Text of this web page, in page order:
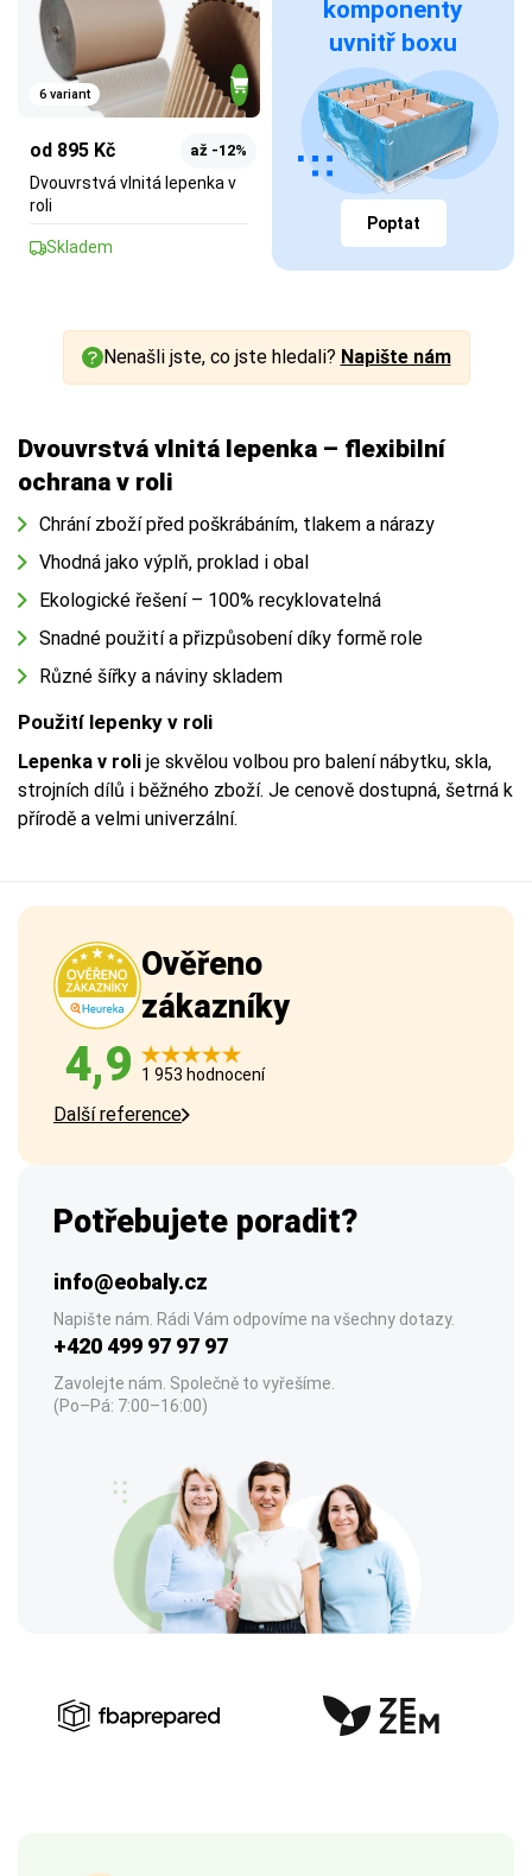
6 variant
od 895 Kč až -12%
Dvouvrstvá vlnitá lepenka v
roli
Skladem
komponenty
uvnitř boxu
Poptat
Nenašli jste, co jste hledali? Napište nám
Dvouvrstvá vlnitá lepenka – flexibilní
ochrana v roli
Chrání zboží před poškrábáním, tlakem a nárazy
Vhodná jako výplň, proklad i obal
Ekologické řešení – 100% recyklovatelná
Snadné použití a přizpůsobení díky formě role
Různé šířky a náviny skladem
Použití lepenky v roli
Lepenka v roli je skvělou volbou pro balení nábytku, skla,
strojních dílů i běžného zboží. Je cenově dostupná, šetrná k
přírodě a velmi univerzální.
Ověřeno
zákazníky
4,9 1 953 hodnocení
Další reference
Potřebujete poradit?
info@eobaly.cz
Napište nám. Rádi Vám odpovíme na všechny dotazy.
+420 499 97 97 97
Zavolejte nám. Společně to vyřešíme.
(Po–Pá: 7:00–16:00)